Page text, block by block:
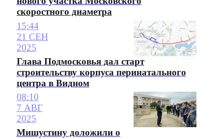
скоростного диаметра
15:44
21 СЕН
2025
Глава Подмосковья дал старт
строительству корпуса перинатального
центра в Видном
08:10
7 АВГ
2025
Мишустину доложили о